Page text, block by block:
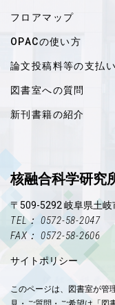
フロアマップ
OPACの使い方
論文投稿料等の支払
図書室への質問
新刊書籍の紹介
核融合科学研究
〒509-5292 岐阜県土
TEL： 0572-58-2047
FAX： 0572-58-2606
サイトポリシー
このページは、図書室が管